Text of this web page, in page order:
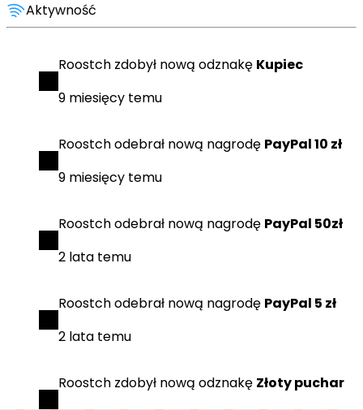
Aktywność
Roostch zdobył nową odznakę Kupiec
9 miesięcy temu
Roostchodebrał nową nagrodę PayPal 10 zł
9 miesięcy temu
Roostchodebrał nową nagrodę PayPal 50zł
2 lata temu
Roostchodebrał nową nagrodę PayPal 5 zł
2 lata temu
Roostch zdobył nową odznakę Złoty puchar